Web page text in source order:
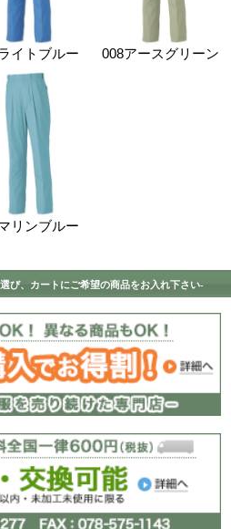
73 76 85
73 76
仕上がり寸法です